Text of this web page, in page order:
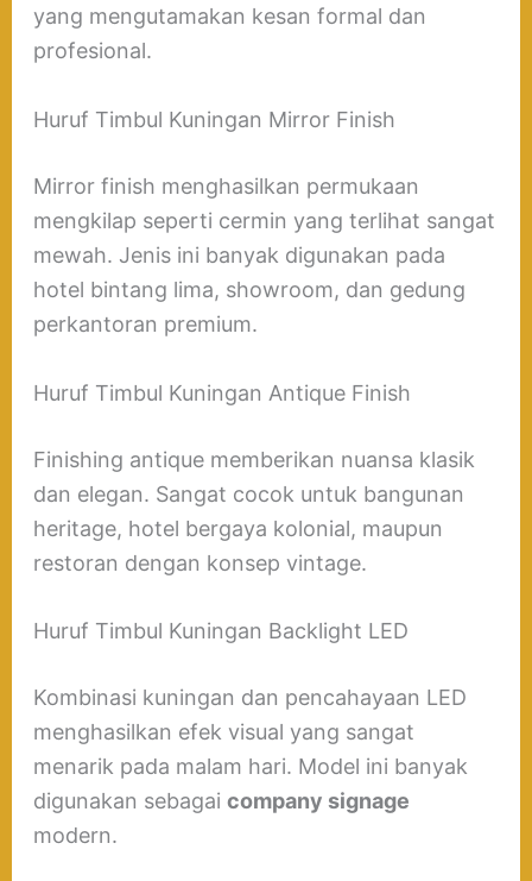
yang mengutamakan kesan formal dan
profesional.
Huruf Timbul Kuningan Mirror Finish
Mirror finish menghasilkan permukaan
mengkilap seperti cermin yang terlihat sangat
mewah. Jenis ini banyak digunakan pada
hotel bintang lima, showroom, dan gedung
perkantoran premium.
Huruf Timbul Kuningan Antique Finish
Finishing antique memberikan nuansa klasik
dan elegan. Sangat cocok untuk bangunan
heritage, hotel bergaya kolonial, maupun
restoran dengan konsep vintage.
Huruf Timbul Kuningan Backlight LED
Kombinasi kuningan dan pencahayaan LED
menghasilkan efek visual yang sangat
menarik pada malam hari. Model ini banyak
digunakan sebagai company signage
modern.